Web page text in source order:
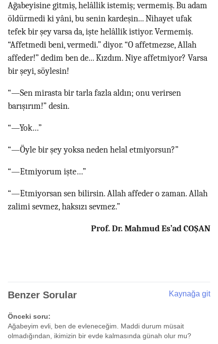
Ağabeyisine gitmiş, helâllik istemiş; vermemiş. Bu adam
öldürmedi ki yâni, bu senin kardeşin... Nihayet ufak
tefek bir şey varsa da, işte helâllik istiyor. Vermemiş.
“Affetmedi beni, vermedi.” diyor. “O affetmezse, Allah
affeder!” dedim ben de... Kızdım. Niye affetmiyor? Varsa
bir şeyi, söylesin!
“—Sen mirasta bir tarla fazla aldın; onu verirsen
barışırım!” desin.
“—Yok…”
“—Öyle bir şey yoksa neden helal etmiyorsun?”
“—Etmiyorum işte…”
“—Etmiyorsan sen bilirsin. Allah affeder o zaman. Allah
zalimi sevmez, haksızı sevmez.”
Prof. Dr. Mahmud Es’ad COŞAN
Benzer Sorular Kaynağa git
Önceki soru:
Ağabeyim evli, ben de evleneceğim. Maddi durum müsait
olmadığından, ikimizin bir evde kalmasında günah olur mu?